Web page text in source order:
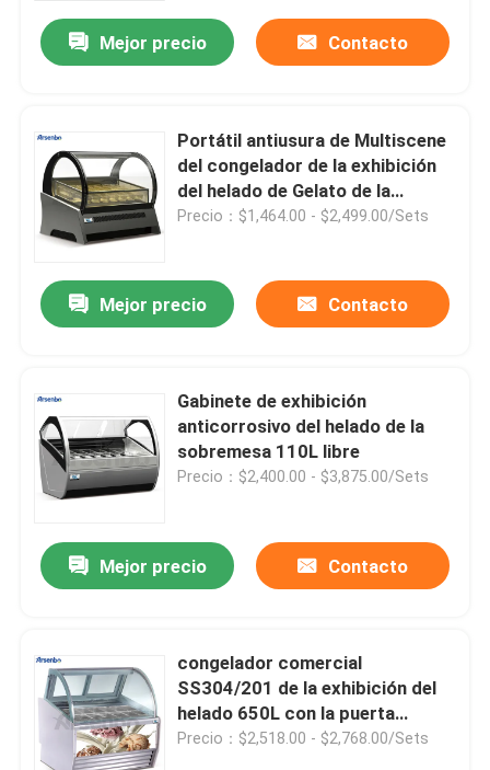
Mejor precio Contacto
Portátil antiusura de Multiscene
del congelador de la exhibición
del helado de Gelato de la
encimera
Precio：$1,464.00 - $2,499.00/Sets
Mejor precio Contacto
Gabinete de exhibición
anticorrosivo del helado de la
sobremesa 110L libre
Precio：$2,400.00 - $3,875.00/Sets
Mejor precio Contacto
congelador comercial
SS304/201 de la exhibición del
helado 650L con la puerta
deslizante
Precio：$2,518.00 - $2,768.00/Sets